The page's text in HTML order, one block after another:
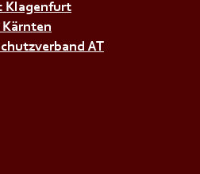
Klagenfurt
Kärnten
AT